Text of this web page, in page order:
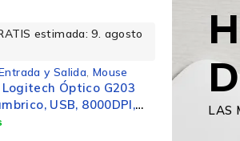
LAS
estimada: 9. agosto
y Salida, Mouse
Óptico G203
USB, 8000DPI,